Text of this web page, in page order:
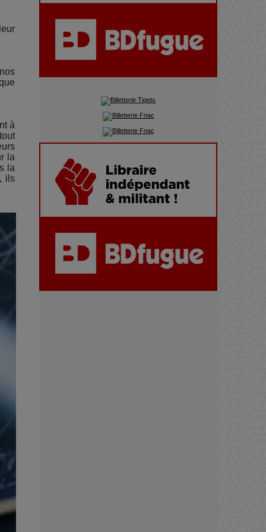
à
la
la
ils
ans d’électro sous les
montagnes, une fête à ne pas
manquer